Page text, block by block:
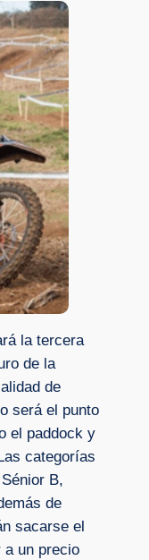
la tercera
de la
de
será el punto
el paddock y
categorías
B,
de
sacarse el
a un precio